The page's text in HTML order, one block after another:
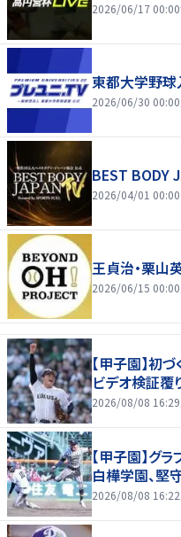
2026/06/17 00:00
東都大学野球
2026/06/30 00:00
BEST BODY
2026/04/01 00:00
王貞治・栗山
2026/06/15 00:00
【甲子園】初
ビデオ検証覆
2026/08/08 16:29
【甲子園】グ
白樺学園、堅
2026/08/08 16:22